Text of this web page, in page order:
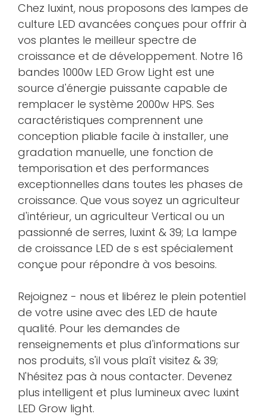
Chez luxint, nous proposons des lampes de
culture LED avancées conçues pour offrir à
vos plantes le meilleur spectre de
croissance et de développement. Notre 16
bandes 1000w LED Grow Light est une
source d'énergie puissante capable de
remplacer le système 2000w HPS. Ses
caractéristiques comprennent une
conception pliable facile à installer, une
gradation manuelle, une fonction de
temporisation et des performances
exceptionnelles dans toutes les phases de
croissance. Que vous soyez un agriculteur
d'intérieur, un agriculteur Vertical ou un
passionné de serres, luxint & 39; La lampe
de croissance LED de s est spécialement
conçue pour répondre à vos besoins.
Rejoignez - nous et libérez le plein potentiel
de votre usine avec des LED de haute
qualité. Pour les demandes de
renseignements et plus d'informations sur
nos produits, s'il vous plaît visitez & 39;
N'hésitez pas à nous contacter. Devenez
plus intelligent et plus lumineux avec luxint
LED Grow light.